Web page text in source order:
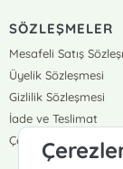
SÖZLEŞMELER
Mesafeli Satış
Üyelik Sözleşmesi
Gizlilik Sözleşmesi
İade ve Teslimat
Çerez Politikası